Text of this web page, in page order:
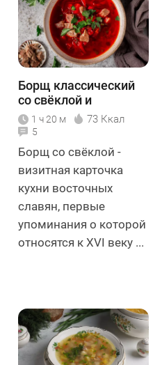
Борщ классический
со свёклой и
говядиной
1 ч 20 м 73 Ккал
5
Борщ со свёклой -
визитная карточка
кухни восточных
славян, первые
упоминания о которой
относятся к XVI веку ...